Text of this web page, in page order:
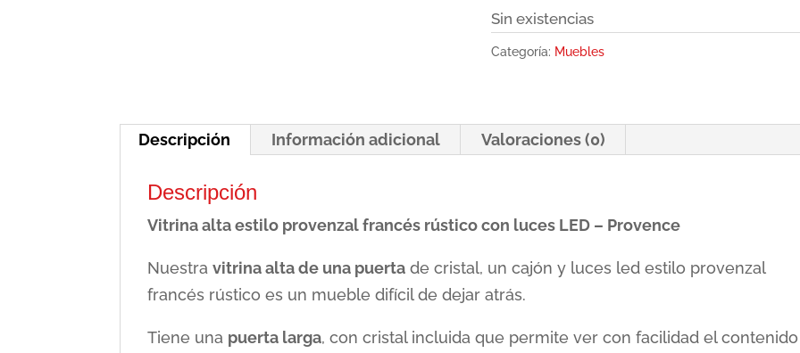
Sin existencias
Categoría: Muebles
Descripción Información adicional Valoraciones (0)
Descripción
Vitrina alta estilo provenzal francés rústico con luces LED – Provence
Nuestravitrina alta de una puerta de cristal, un cajón y luces led estilo provenzal
francés rústico es un mueble difícil de dejar atrás.
Tiene una puerta larga, con cristal incluida que permite ver con facilidad el contenido